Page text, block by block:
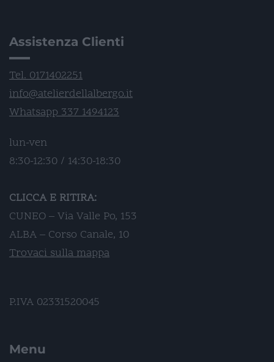
Assistenza Clienti
Tel. 0171402251
info@atelierdellalbergo.it
Whatsapp 337 1494123
lun-ven
8:30-12:30 / 14:30-18:30
CLICCA E RITIRA:
CUNEO – Via Valle Po, 153
ALBA – Corso Canale, 10
Trovaci sulla mappa
P.IVA 02331520045
Menu